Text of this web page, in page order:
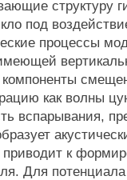
структуру
под
процессы
как волны
вспарывания,
к
Для